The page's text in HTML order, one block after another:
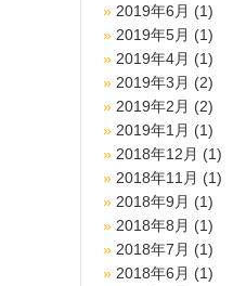
2019年6月 (1)
2019年5月 (1)
2019年4月 (1)
2019年3月 (2)
2019年2月 (2)
2019年1月 (1)
2018年12月 (1)
2018年11月 (1)
2018年9月 (1)
2018年8月 (1)
2018年7月 (1)
2018年6月 (1)